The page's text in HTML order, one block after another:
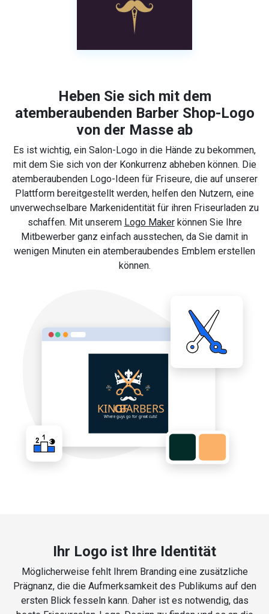
Heben Sie sich mit dem
atemberaubenden Barber Shop-Logo
von der Masse ab
Es ist wichtig, ein Salon-Logo in die Hände zu bekommen,
mit dem Sie sich von der Konkurrenz abheben können. Die
atemberaubenden Logo-Ideen für Friseure, die auf unserer
Plattform bereitgestellt werden, helfen den Nutzern, eine
unverwechselbare Markenidentität für ihren Friseurladen zu
schaffen. Mit unserem Logo Makerkönnen Sie Ihre
Mitbewerber ganz einfach ausstechen, da Sie damit in
wenigen Minuten ein atemberaubendes Emblem erstellen
können.
Ihr Logo ist Ihre Identität
Möglicherweise fehlt Ihrem Branding eine zusätzliche
Prägnanz, die die Aufmerksamkeit des Publikums auf den
ersten Blick fesseln kann. Daher ist es notwendig, das